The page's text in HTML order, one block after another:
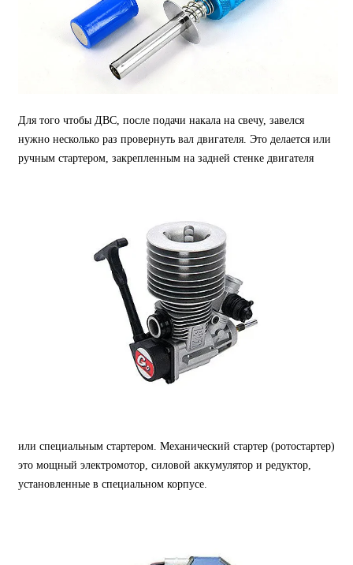
Для того чтобы ДВС, после подачи накала на свечу, завелся
нужно несколько раз провернуть вал двигателя. Это делается или
ручным стартером, закрепленным на задней стенке двигателя
или специальным стартером. Механический стартер (ротостартер)
это мощный электромотор, силовой аккумулятор и редуктор,
установленные в специальном корпусе.